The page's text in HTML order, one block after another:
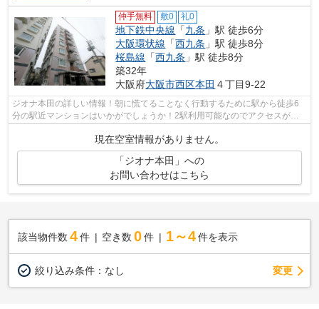
仲手無料 敷0 礼0
地下鉄中央線 「九条 」駅 徒歩6分
大阪環状線 「西九条 」駅 徒歩8分
桜島線 「西九条 」駅 徒歩8分
築32年
大阪府大阪市西区本田 ４丁目9-22
ジオナ本田の詳しい情報！朝に慌てることなく行動するために駅から徒歩6
分の駅近マンションはいかがでしょうか！2駅利用可能なのでアクセスが良
現在空室情報がありません。
「ジオナ本田」への
お問い合わせはこちら
該当物件数 4件 空き数 0 件 1～4 件を表示
絞り込み条件： なし 変更